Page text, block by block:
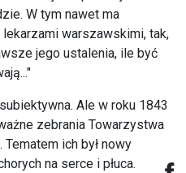
W tym nawet ma
warszawskimi, tak,
jego ustalenia, ile być
Ale w roku 1843
zebrania Towarzystwa
ich był nowy
na serce i płuca.